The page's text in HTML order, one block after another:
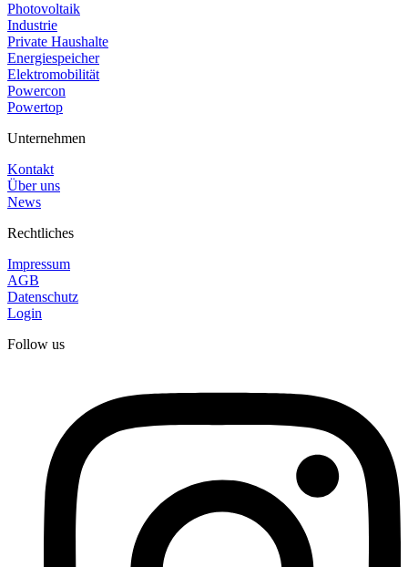
Photovoltaik
Industrie
Private Haushalte
Energiespeicher
Elektromobilität
Powercon
Powertop
Unternehmen
Kontakt
Über uns
News
Rechtliches
Impressum
AGB
Datenschutz
Login
Follow us